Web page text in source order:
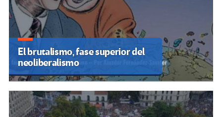
El brutalismo, fase superior del
neoliberalismo